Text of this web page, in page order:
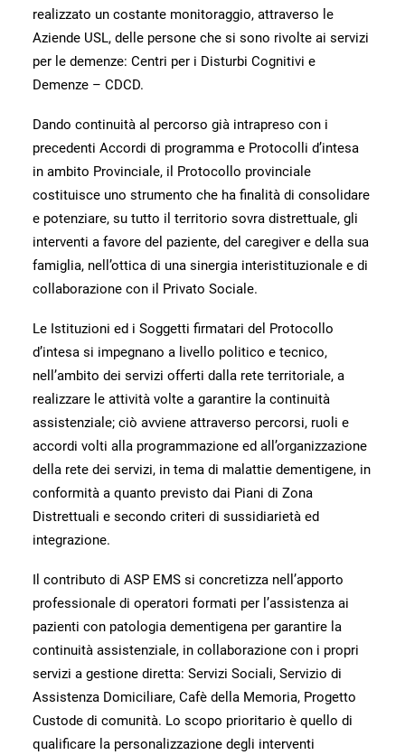
realizzato un costante monitoraggio, attraverso le
Aziende USL, delle persone che si sono rivolte ai servizi
per le demenze: Centri per i Disturbi Cognitivi e
Demenze – CDCD.
Dando continuità al percorso già intrapreso con i
precedenti Accordi di programma e Protocolli d’intesa
in ambito Provinciale, il Protocollo provinciale
costituisce uno strumento che ha finalità di consolidare
e potenziare, su tutto il territorio sovra distrettuale, gli
interventi a favore del paziente, del caregiver e della sua
famiglia, nell’ottica di una sinergia interistituzionale e di
collaborazione con il Privato Sociale.
Le Istituzioni ed i Soggetti firmatari del Protocollo
d’intesa si impegnano a livello politico e tecnico,
nell’ambito dei servizi offerti dalla rete territoriale, a
realizzare le attività volte a garantire la continuità
assistenziale; ciò avviene attraverso percorsi, ruoli e
accordi volti alla programmazione ed all’organizzazione
della rete dei servizi, in tema di malattie dementigene, in
conformità a quanto previsto dai Piani di Zona
Distrettuali e secondo criteri di sussidiarietà ed
integrazione.
Il contributo di ASP EMS si concretizza nell’apporto
professionale di operatori formati per l’assistenza ai
pazienti con patologia dementigena per garantire la
continuità assistenziale, in collaborazione con i propri
servizi a gestione diretta: Servizi Sociali, Servizio di
Assistenza Domiciliare, Cafè della Memoria, Progetto
Custode di comunità. Lo scopo prioritario è quello di
qualificare la personalizzazione degli interventi